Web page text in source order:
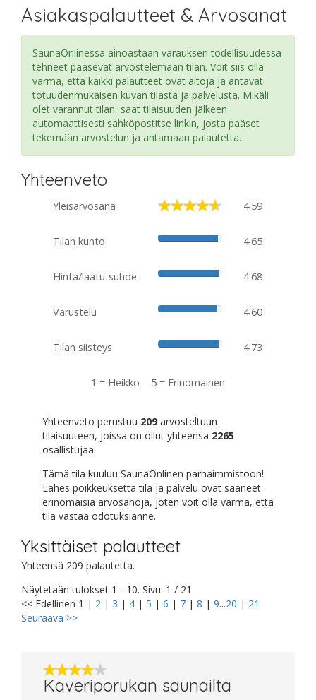
Asiakaspalautteet & Arvosanat
SaunaOnlinessa ainoastaan varauksen todellisuudessa
tehneet pääsevät arvostelemaan tilan. Voit siis olla
varma, että kaikki palautteet ovat aitoja ja antavat
totuudenmukaisen kuvan tilasta ja palvelusta. Mikäli
olet varannut tilan, saat tilaisuuden jälkeen
automaattisesti sähköpostitse linkin, josta pääset
tekemään arvostelun ja antamaan palautetta.
Yhteenveto
Yleisarvosana 4.59
Tilan kunto 4.65
Hinta/laatu-suhde 4.68
Varustelu 4.60
Tilan siisteys 4.73
1 = Heikko 5 = Erinomainen
Yhteenveto perustuu 209 arvosteltuun
tilaisuuteen, joissa on ollut yhteensä 2265
osallistujaa.
Tämä tila kuuluu SaunaOnlinen parhaimmistoon!
Lähes poikkeuksetta tila ja palvelu ovat saaneet
erinomaisia arvosanoja, joten voit olla varma, että
tila vastaa odotuksianne.
Yksittäiset palautteet
Yhteensä 209 palautetta.
Näytetään tulokset 1 - 10. Sivu: 1 / 21
<< Edellinen 1 | 2 | 3 | 4 | 5 | 6 | 7 | 8 | 9...20 | 21
Seuraava >>
Kaveriporukan saunailta